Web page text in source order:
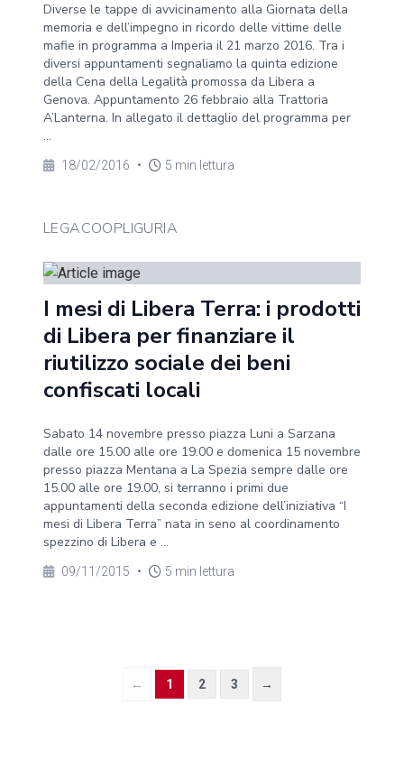
Diverse le tappe di avvicinamento alla Giornata della
memoria e dell’impegno in ricordo delle vittime delle
mafie in programma a Imperia il 21 marzo 2016. Tra i
diversi appuntamenti segnaliamo la quinta edizione
della Cena della Legalità promossa da Libera a
Genova. Appuntamento 26 febbraio alla Trattoria
A’Lanterna. In allegato il dettaglio del programma per
...
18/02/2016 • 5 min lettura
LEGACOOPLIGURIA
I mesi di Libera Terra: i prodotti
di Libera per finanziare il
riutilizzo sociale dei beni
confiscati locali
Sabato 14 novembre presso piazza Luni a Sarzana
dalle ore 15.00 alle ore 19.00 e domenica 15 novembre
presso piazza Mentana a La Spezia sempre dalle ore
15.00 alle ore 19.00, si terranno i primi due
appuntamenti della seconda edizione dell’iniziativa “I
mesi di Libera Terra” nata in seno al coordinamento
spezzino di Libera e ...
09/11/2015 • 5 min lettura
← 1 2 3 →